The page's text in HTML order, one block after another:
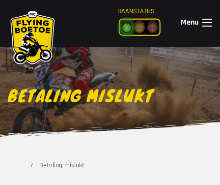
BAANSTATUS
Menu
BETALING MISLUKT
Betaling mislukt